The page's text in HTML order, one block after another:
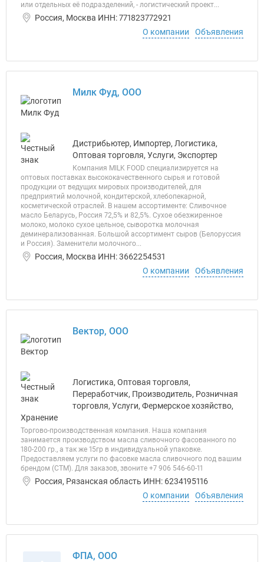
или отдельных её подразделений, - логистический проект...
Россия, Москва ИНН: 771823772921
О компании
Объявления
Милк Фуд, ООО
Дистрибьютер, Импортер, Логистика,
Оптовая торговля, Услуги, Экспортер
Компания MILK FOOD специализируется на
оптовых поставках высококачественного сырья и готовой
продукции от ведущих мировых производителей, для
предприятий молочной, кондитерской, хлебопекарной,
косметической отраслей. В нашем ассортименте: Сливочное
масло Беларусь, Россия 72,5% и 82,5%. Сухое обезжиренное
молоко, молоко сухое цельное, сыворотка молочная
деминерализованная. Большой ассортимент сыров (Белоруссия
и Россия). Заменители молочного...
Россия, Москва ИНН: 3662254531
О компании
Объявления
Вектор, ООО
Логистика, Оптовая торговля,
Переработчик, Производитель, Розничная
торговля, Услуги, Фермерское хозяйство,
Хранение
Торгово-производственная компания. Наша компания
занимается производством масла сливочного фасованного по
180-200 гр., а так же 15гр в индивидуальной упаковке.
Предоставляем услуги по фасовке масла сливочного под вашим
брендом (СТМ). Для заказов, звоните +7 906 546-60-11
Россия, Рязанская область ИНН: 6234195116
О компании
Объявления
ФПА, ООО